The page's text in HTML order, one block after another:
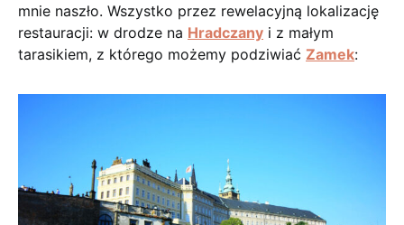
mnie naszło. Wszystko przez rewelacyjną lokalizację
restauracji: w drodze na Hradczany i z małym
tarasikiem, z którego możemy podziwiać Zamek: